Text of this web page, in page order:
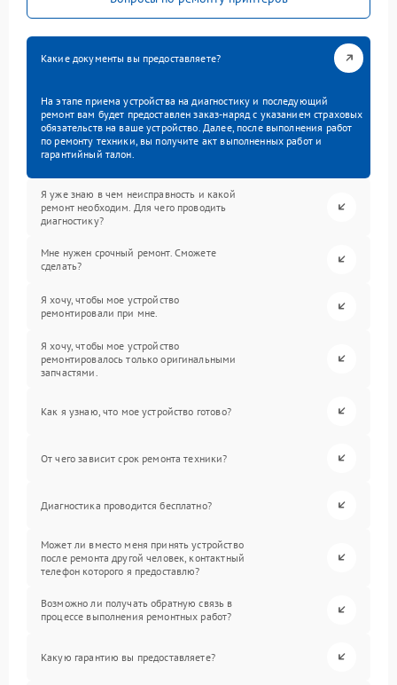
Какие документы вы предоставляете?
На этапе приема устройства на диагностику и последующий
ремонт вам будет предоставлен заказ-наряд с указанием страховых
обязательств на ваше устройство. Далее, после выполнения работ
по ремонту техники, вы получите акт выполненных работ и
гарантийный талон.
Я уже знаю в чем неисправность и какой
ремонт необходим. Для чего проводить
диагностику?
Мне нужен срочный ремонт. Сможете
сделать?
Я хочу, чтобы мое устройство
ремонтировали при мне.
Я хочу, чтобы мое устройство
ремонтировалось только оригинальными
запчастями.
Как я узнаю, что мое устройство готово?
От чего зависит срок ремонта техники?
Диагностика проводится бесплатно?
Может ли вместо меня принять устройство
после ремонта другой человек, контактный
телефон которого я предоставлю?
Возможно ли получать обратную связь в
процессе выполнения ремонтных работ?
Какую гарантию вы предоставляете?